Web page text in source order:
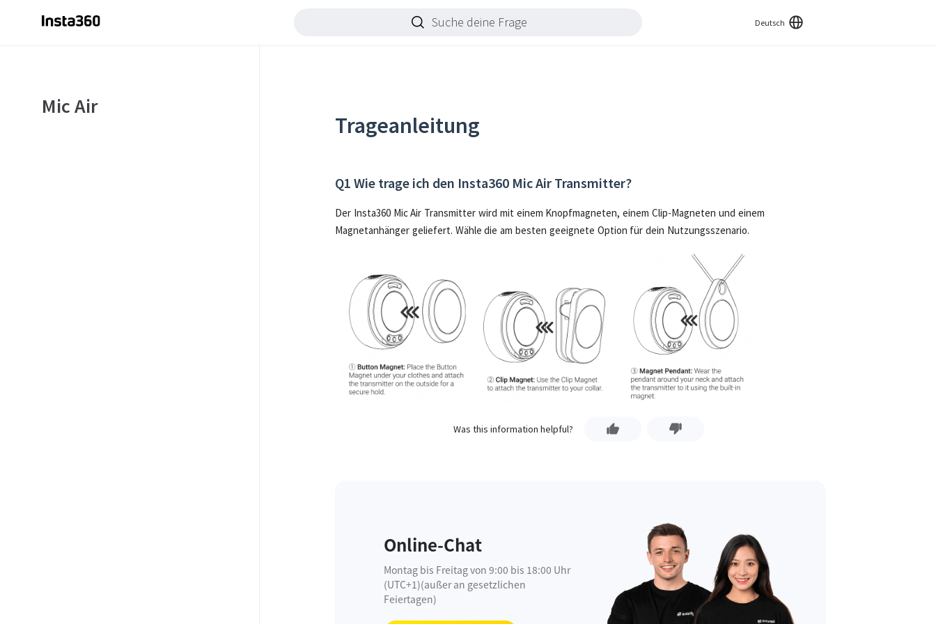
Suche deine Frage Deutsch
Mic Air
Trageanleitung
Q1 Wie trage ich den Insta360 Mic Air Transmitter?
Der Insta360 Mic Air Transmitter wird mit einem Knopfmagneten, einem Clip-Magneten und einem
Magnetanhänger geliefert. Wähle die am besten geeignete Option für dein Nutzungsszenario.
Was this information helpful?
Online-Chat
Montag bis Freitag von 9:00 bis 18:00 Uhr
(UTC+1)(außer an gesetzlichen
Feiertagen)